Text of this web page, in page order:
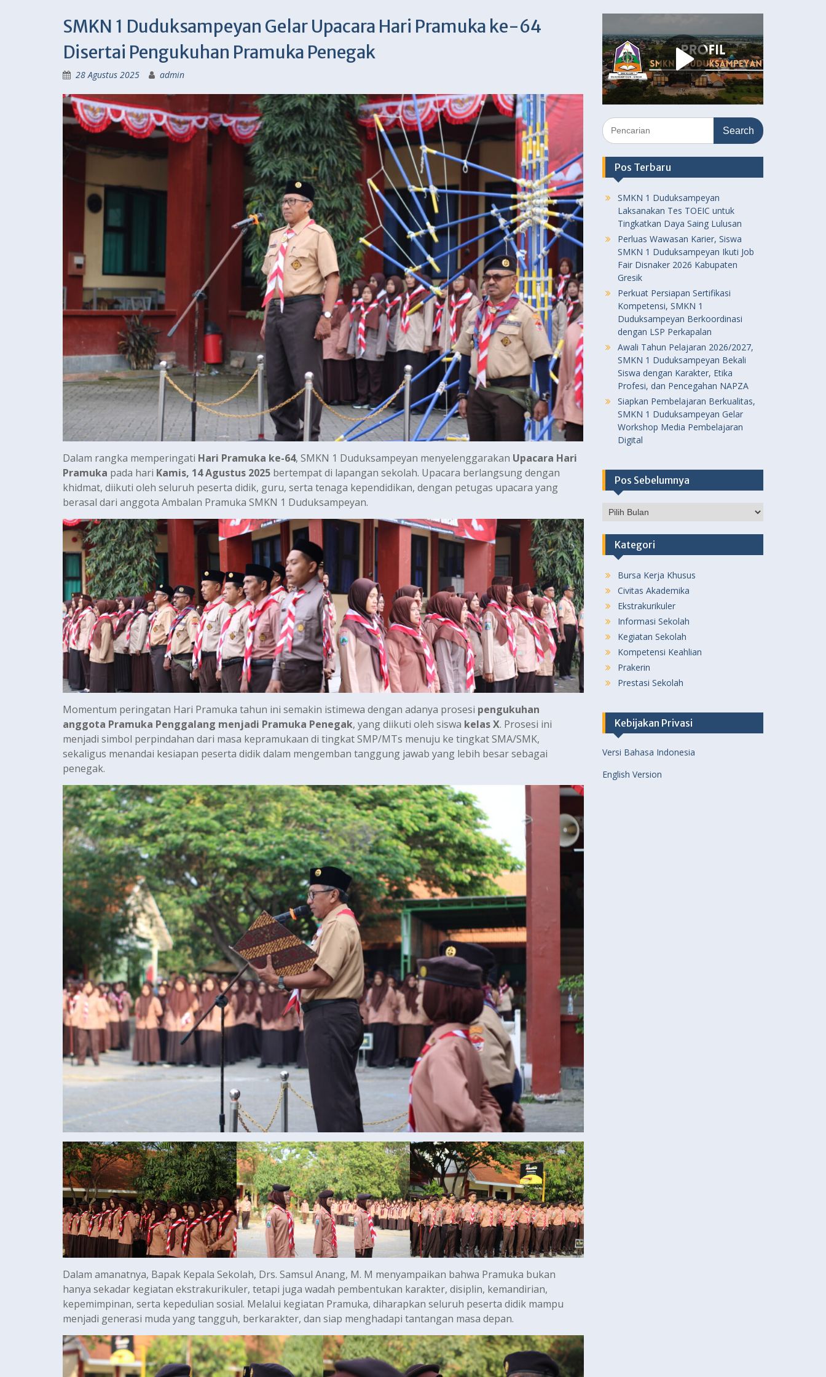
SMKN 1 Duduksampeyan Gelar Upacara Hari Pramuka ke-64
Disertai Pengukuhan Pramuka Penegak
28 Agustus 2025 admin
Dalam rangka memperingati Hari Pramuka ke-64, SMKN 1 Duduksampeyan menyelenggarakan Upacara Hari
Pramuka pada hari Kamis, 14 Agustus 2025 bertempat di lapangan sekolah. Upacara berlangsung dengan
khidmat, diikuti oleh seluruh peserta didik, guru, serta tenaga kependidikan, dengan petugas upacara yang
berasal dari anggota Ambalan Pramuka SMKN 1 Duduksampeyan.
Momentum peringatan Hari Pramuka tahun ini semakin istimewa dengan adanya prosesi pengukuhan
anggota Pramuka Penggalang menjadi Pramuka Penegak, yang diikuti oleh siswa kelas X. Prosesi ini
menjadi simbol perpindahan dari masa kepramukaan di tingkat SMP/MTs menuju ke tingkat SMA/SMK,
sekaligus menandai kesiapan peserta didik dalam mengemban tanggung jawab yang lebih besar sebagai
penegak.
Dalam amanatnya, Bapak Kepala Sekolah, Drs. Samsul Anang, M. M menyampaikan bahwa Pramuka bukan
hanya sekadar kegiatan ekstrakurikuler, tetapi juga wadah pembentukan karakter, disiplin, kemandirian,
kepemimpinan, serta kepedulian sosial. Melalui kegiatan Pramuka, diharapkan seluruh peserta didik mampu
menjadi generasi muda yang tangguh, berkarakter, dan siap menghadapi tantangan masa depan.
Search
for:
Pos Terbaru
SMKN 1 Duduksampeyan
Laksanakan Tes TOEIC untuk
Tingkatkan Daya Saing Lulusan
Perluas Wawasan Karier, Siswa
SMKN 1 Duduksampeyan Ikuti Job
Fair Disnaker 2026 Kabupaten
Gresik
Perkuat Persiapan Sertifikasi
Kompetensi, SMKN 1
Duduksampeyan Berkoordinasi
dengan LSP Perkapalan
Awali Tahun Pelajaran 2026/2027,
SMKN 1 Duduksampeyan Bekali
Siswa dengan Karakter, Etika
Profesi, dan Pencegahan NAPZA
Siapkan Pembelajaran Berkualitas,
SMKN 1 Duduksampeyan Gelar
Workshop Media Pembelajaran
Digital
Pos Sebelumnya
Pos
Kategori
Bursa Kerja Khusus
Civitas Akademika
Ekstrakurikuler
Informasi Sekolah
Kegiatan Sekolah
Kompetensi Keahlian
Prakerin
Prestasi Sekolah
Kebijakan Privasi
Versi Bahasa Indonesia
English Version